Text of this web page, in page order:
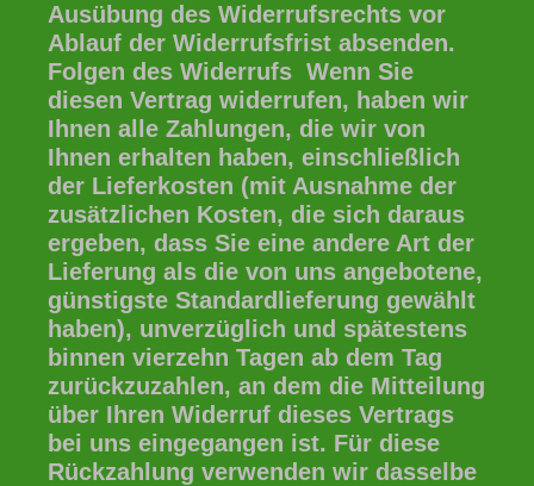
Ausübung des Widerrufsrechts vor
Ablauf der Widerrufsfrist absenden.
Folgen des Widerrufs Wenn Sie
diesen Vertrag widerrufen, haben wir
Ihnen alle Zahlungen, die wir von
Ihnen erhalten haben, einschließlich
der Lieferkosten (mit Ausnahme der
zusätzlichen Kosten, die sich daraus
ergeben, dass Sie eine andere Art der
Lieferung als die von uns angebotene,
günstigste Standardlieferung gewählt
haben), unverzüglich und spätestens
binnen vierzehn Tagen ab dem Tag
zurückzuzahlen, an dem die Mitteilung
über Ihren Widerruf dieses Vertrags
bei uns eingegangen ist. Für diese
Rückzahlung verwenden wir dasselbe